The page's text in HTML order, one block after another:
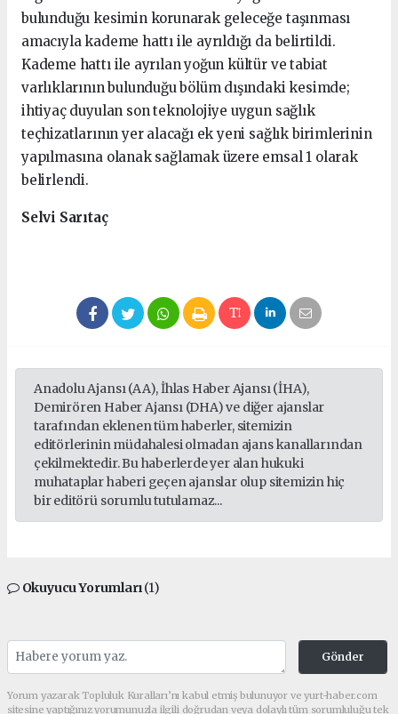
bulunduğu kesimin korunarak geleceğe taşınması
amacıyla kademe hattı ile ayrıldığı da belirtildi.
Kademe hattı ile ayrılan yoğun kültür ve tabiat
varlıklarının bulunduğu bölüm dışındaki kesimde;
ihtiyaç duyulan son teknolojiye uygun sağlık
teçhizatlarının yer alacağı ek yeni sağlık birimlerinin
yapılmasına olanak sağlamak üzere emsal 1 olarak
belirlendi.
Selvi Sarıtaç
Anadolu Ajansı (AA), İhlas Haber Ajansı (İHA),
Demirören Haber Ajansı (DHA) ve diğer ajanslar
tarafından eklenen tüm haberler, sitemizin
editörlerinin müdahalesi olmadan ajans kanallarından
çekilmektedir. Bu haberlerde yer alan hukuki
muhataplar haberi geçen ajanslar olup sitemizin hiç
bir editörü sorumlu tutulamaz...
Okuyucu Yorumları(1)
Gönder
Yorum yazarak Topluluk Kuralları’nı kabul etmiş bulunuyor ve yurt-haber.com
sitesine yaptığınız yorumunuzla ilgili doğrudan veya dolaylı tüm sorumluluğu tek